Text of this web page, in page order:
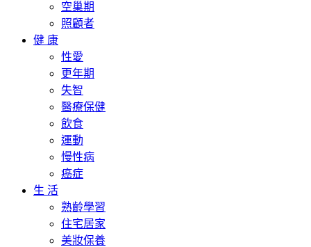
空巢期
照顧者
健 康
性愛
更年期
失智
醫療保健
飲食
運動
慢性病
癌症
生 活
熟齡學習
住宅居家
美妝保養